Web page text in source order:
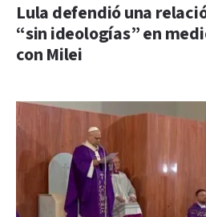
Lula defendió una
“sin ideologías” en
con Milei